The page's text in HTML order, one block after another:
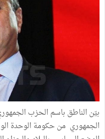
بيّن الناطق باسم الحزب
الجمهوري من حكومة الوحدة